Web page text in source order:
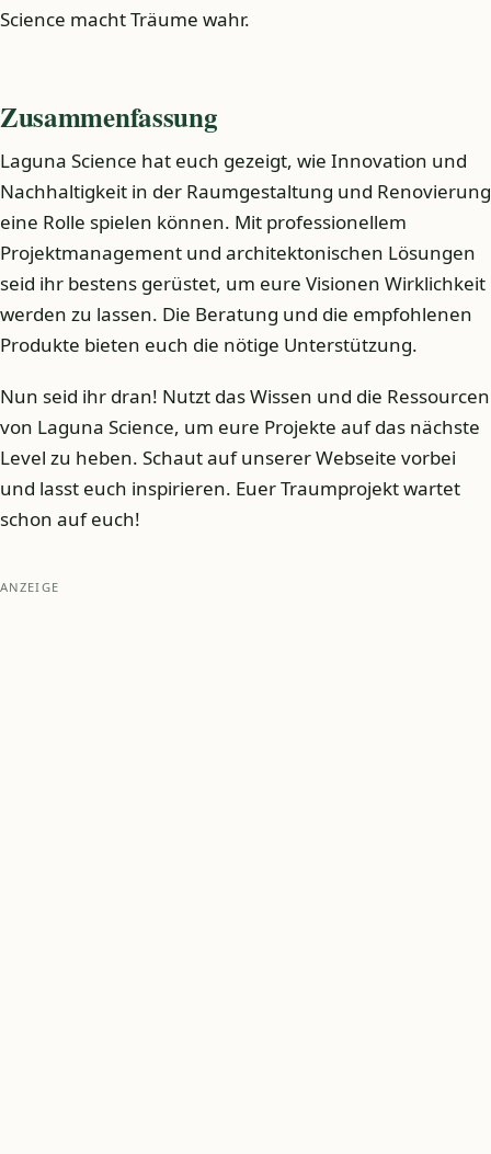
Science macht Träume wahr.
Zusammenfassung
Laguna Science hat euch gezeigt, wie Innovation und
Nachhaltigkeit in der Raumgestaltung und Renovierung
eine Rolle spielen können. Mit professionellem
Projektmanagement und architektonischen Lösungen
seid ihr bestens gerüstet, um eure Visionen Wirklichkeit
werden zu lassen. Die Beratung und die empfohlenen
Produkte bieten euch die nötige Unterstützung.
Nun seid ihr dran! Nutzt das Wissen und die Ressourcen
von Laguna Science, um eure Projekte auf das nächste
Level zu heben. Schaut auf unserer Webseite vorbei
und lasst euch inspirieren. Euer Traumprojekt wartet
schon auf euch!
ANZEIGE